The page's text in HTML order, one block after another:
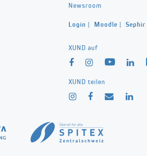
Newsroom
Login | Moodle | Sephir
XUND auf
XUND teilen